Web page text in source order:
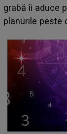
face o
sa: "I-am spus